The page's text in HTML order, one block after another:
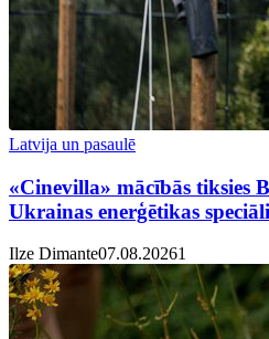
Latvija un pasaulē
«Cinevilla» mācībās tiksies
Ukrainas enerģētikas
Ilze Dimante07.08.20261